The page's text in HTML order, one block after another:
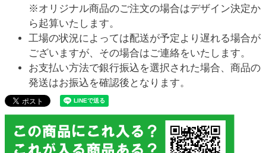
※オリジナル商品のご注文の場合はデザイン決定か
ら起算いたします。
工場の状況によっては配送が予定より遅れる場合が
ございますが、その場合はご連絡をいたします。
お支払い方法で銀行振込を選択された場合、商品の
発送はお振込を確認後となります。